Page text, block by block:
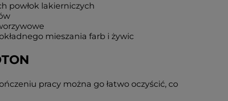
powłok lakierniczych
mieszania farb i żywic
pracy można go łatwo oczyścić, co